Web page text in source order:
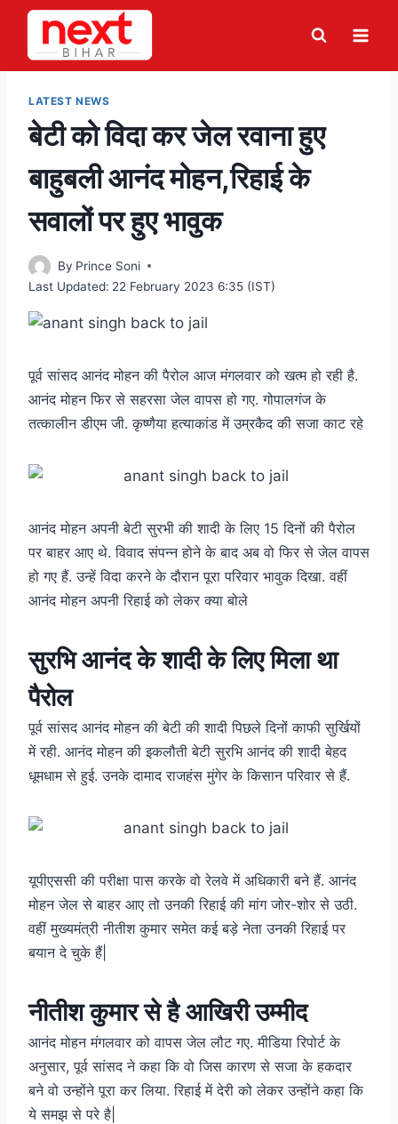
Skip
content
LATEST NEWS
बेटी को विदा कर जेल रवाना हुए
बाहुबली आनंद मोहन,रिहाई के
सवालों पर हुए भावुक
By Prince Soni
Last Updated: 22 February 2023 6:35 (IST)
पूर्व सांसद आनंद मोहन की पैरोल आज मंगलवार को खत्म हो रही है.
आनंद मोहन फिर से सहरसा जेल वापस हो गए. गोपालगंज के
तत्कालीन डीएम जी. कृष्णैया हत्याकांड में उम्रकैद की सजा काट रहे
आनंद मोहन अपनी बेटी सुरभी की शादी के लिए 15 दिनों की पैरोल
पर बाहर आए थे. विवाद संपन्न होने के बाद अब वो फिर से जेल वापस
हो गए हैं. उन्हें विदा करने के दौरान पूरा परिवार भावुक दिखा. वहीं
आनंद मोहन अपनी रिहाई को लेकर क्या बोले
सुरभि आनंद के शादी के लिए मिला था
पैरोल
पूर्व सांसद आनंद मोहन की बेटी की शादी पिछले दिनों काफी सुर्खियों
में रही. आनंद मोहन की इकलौती बेटी सुरभि आनंद की शादी बेहद
धूमधाम से हुई. उनके दामाद राजहंस मुंगेर के किसान परिवार से हैं.
यूपीएससी की परीक्षा पास करके वो रेलवे में अधिकारी बने हैं. आनंद
मोहन जेल से बाहर आए तो उनकी रिहाई की मांग जोर-शोर से उठी.
वहीं मुख्यमंत्री नीतीश कुमार समेत कई बड़े नेता उनकी रिहाई पर
बयान दे चुके हैं|
नीतीश कुमार से है आखिरी उम्मीद
आनंद मोहन मंगलवार को वापस जेल लौट गए. मीडिया रिपोर्ट के
अनुसार, पूर्व सांसद ने कहा कि वो जिस कारण से सजा के हकदार
बने वो उन्होंने पूरा कर लिया. रिहाई में देरी को लेकर उन्होंने कहा कि
ये समझ से परे है|